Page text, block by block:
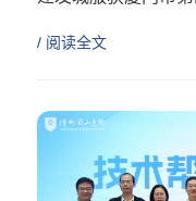
/ 阅读全文